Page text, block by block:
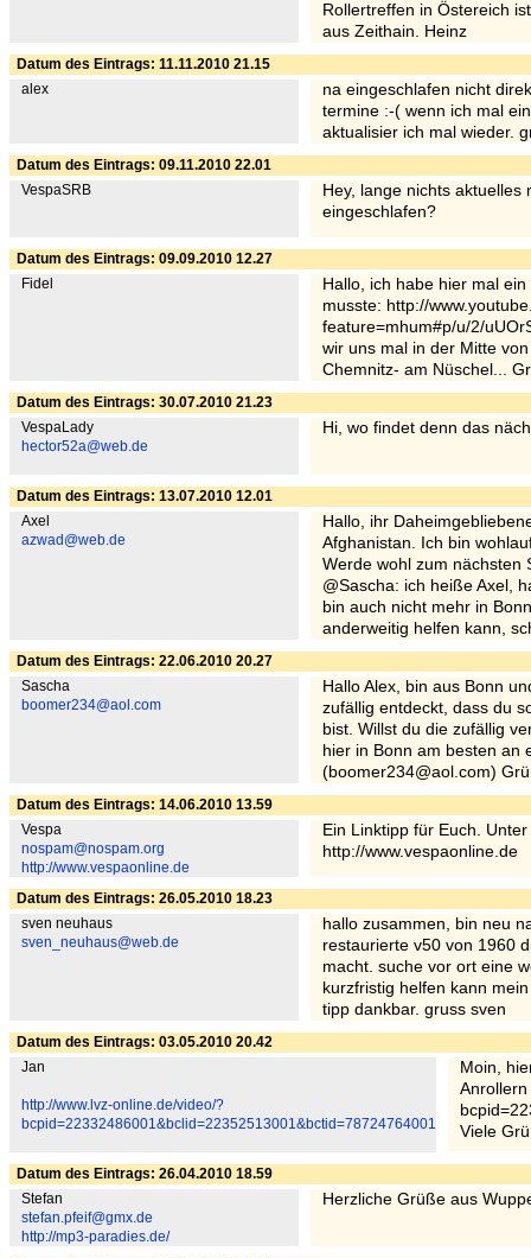
Rollertreffen in Östereich
aus Zeithain. Heinz
Datum des Eintrags: 11.11.2010 21.15
alex
na eingeschlafen nicht
termine :-( wenn ich mal
aktualisier ich mal wieder.
Datum des Eintrags: 09.11.2010 22.01
VespaSRB
Hey, lange nichts
eingeschlafen?
Datum des Eintrags: 09.09.2010 12.27
Fidel
Hallo, ich habe hier mal
musste: http://
feature=mhum#p/u/2/
wir uns mal in der Mitte
Chemnitz- am Nüschel...
Datum des Eintrags: 30.07.2010 21.23
VespaLady
hector52a@web.de
Hi, wo findet denn das
Datum des Eintrags: 13.07.2010 12.01
Axel
azwad@web.de
Hallo, ihr
Afghanistan. Ich bin
Werde wohl zum nächsten
@Sascha: ich heiße Axel,
bin auch nicht mehr in
anderweitig helfen kann,
Datum des Eintrags: 22.06.2010 20.27
Sascha
boomer234@aol.com
Hallo Alex, bin aus Bonn
zufällig entdeckt, dass du
bist. Willst du die zufällig
hier in Bonn am besten an
(boomer234@aol.com)
Datum des Eintrags: 14.06.2010 13.59
Vespa
nospam@nospam.org
http://www.vespaonline.de
Ein Linktipp für Euch.
http://www.vespaonline.de
Datum des Eintrags: 26.05.2010 18.23
sven neuhaus
sven_neuhaus@web.de
hallo zusammen, bin neu
restaurierte v50 von 1960
macht. suche vor ort eine
kurzfristig helfen kann
tipp dankbar. gruss sven
Datum des Eintrags: 03.05.2010 20.42
Jan
http://www.lvz-online.de/video/?
bcpid=22332486001&bclid=22352513001&bctid=78724764001
Moin,
Viele
Datum des Eintrags: 26.04.2010 18.59
Stefan
stefan.pfeif@gmx.de
http://mp3-paradies.de/
Herzliche Grüße aus